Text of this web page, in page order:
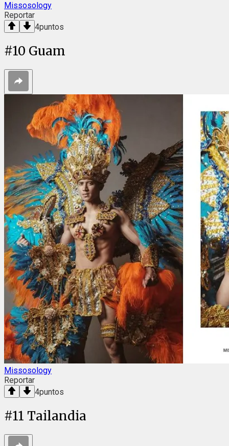
Missosology
Reportar
4puntos
#10 Guam
Missosology
Reportar
4puntos
#11 Tailandia